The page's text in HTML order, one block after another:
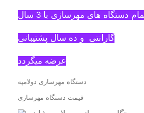
دستگاه های مهرسازی با 3 سال
گارانتی و ده سال پشتیبانی
عرضه میگردد
دستگاه مهرسازی دولامپه
قیمت دستگاه مهرسازی